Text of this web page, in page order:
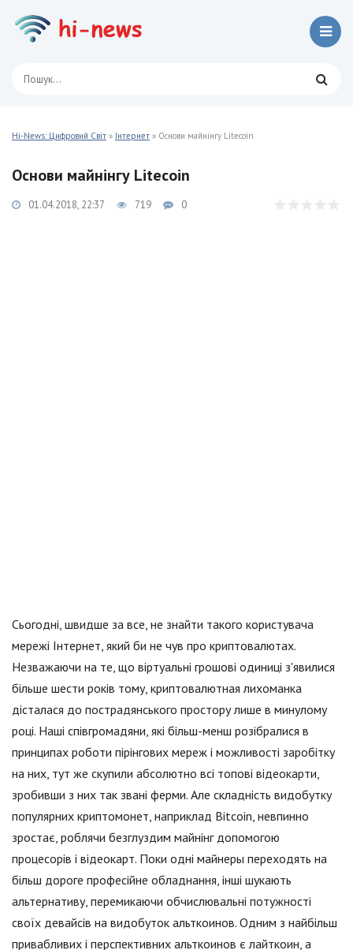
Hi-News: Цифровий Світ » Інтернет » Основи майнінгу Litecoin
Основи майнінгу Litecoin
01.04.2018, 22:37 719 0
Сьогодні, швидше за все, не знайти такого користувача
мережі Інтернет, який би не чув про криптовалютах.
Незважаючи на те, що віртуальні грошові одиниці з'явилися
більше шести років тому, криптовалютная лихоманка
дісталася до пострадянського простору лише в минулому
році. Наші співгромадяни, які більш-менш розібралися в
принципах роботи пірінгових мереж і можливості заробітку
на них, тут же скупили абсолютно всі топові відеокарти,
зробивши з них так звані ферми. Але складність видобутку
популярних криптомонет, наприклад Bitcoin, невпинно
зростає, роблячи безглуздим майнінг допомогою
процесорів і відеокарт. Поки одні майнеры переходять на
більш дороге професійне обладнання, інші шукають
альтернативу, перемикаючи обчислювальні потужності
своїх девайсів на видобуток альткоинов. Одним з найбільш
привабливих і перспективних альткоинов є лайткоин, а